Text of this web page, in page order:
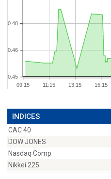
09:15 11:15 13:15 15:15
0.45
0.46
0.48
INDICES
CAC 40
DOW JONES
Nasdaq Comp
Nikkei 225